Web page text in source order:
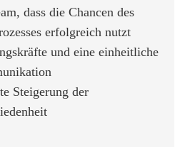
dass die Chancen des
erfolgreich nutzt
und eine einheitliche
Steigerung der